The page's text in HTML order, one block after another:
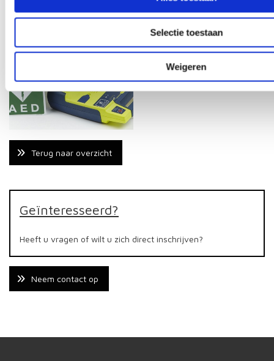
Selectie toestaan
Weigeren
Terug naar overzicht
Geïnteresseerd?
Heeft u vragen of wilt u zich direct inschrijven?
Neem contact op